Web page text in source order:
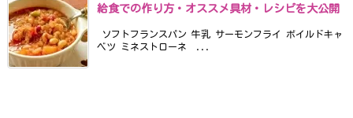
給食での作り方・オススメ具材・レシピを大公開
ソフトフランスパン 牛乳 サーモンフライ ボイルドキャ
ベツ ミネストローネ ...